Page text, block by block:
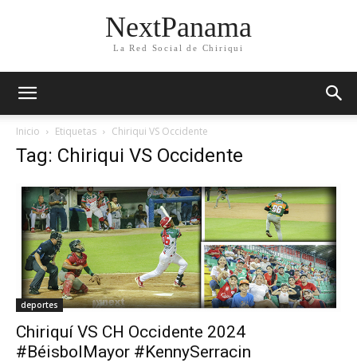
NextPanama
La Red Social de Chiriqui
Inicio Etiquetas Chiriqui VS Occidente
Tag: Chiriqui VS Occidente
deportes
Chiriquí VS CH Occidente 2024
#BéisbolMayor #KennySerracin